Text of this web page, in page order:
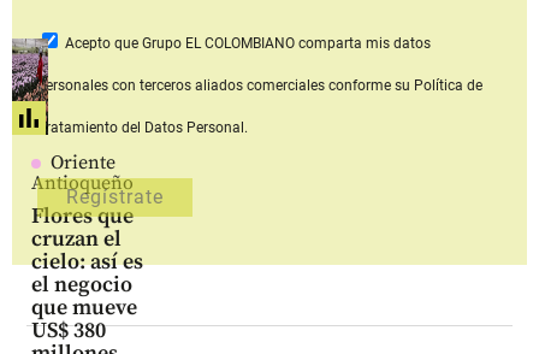
Oriente
Antioqueño
Flores que
cruzan el
cielo: así es
el negocio
que mueve
US$ 380
Acepto que Grupo EL COLOMBIANOcomparta mis datos
personales con terceros aliados comerciales conforme su Política de
Tratamiento del Datos Personal.